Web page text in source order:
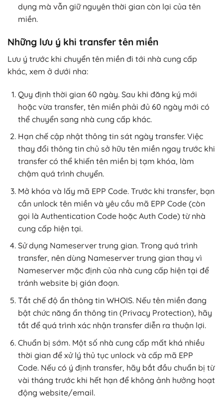
dụng mà vẫn giữ nguyên thời gian còn lại của tên
miền.
Những lưu ý khi transfer tên miền
Lưu ý trước khi chuyển tên miền đi tới nhà cung cấp
khác, xem ở dưới nha:
Quy định thời gian 60 ngày. Sau khi đăng ký mới
hoặc vừa transfer, tên miền phải đủ 60 ngày mới có
thể chuyển sang nhà cung cấp khác.
Hạn chế cập nhật thông tin sát ngày transfer. Việc
thay đổi thông tin chủ sở hữu tên miền ngay trước khi
transfer có thể khiến tên miền bị tạm khóa, làm
chậm quá trình chuyển.
Mở khóa và lấy mã EPP Code. Trước khi transfer, bạn
cần unlock tên miền và yêu cầu mã EPP Code (còn
gọi là Authentication Code hoặc Auth Code) từ nhà
cung cấp hiện tại.
Sử dụng Nameserver trung gian. Trong quá trình
transfer, nên dùng Nameserver trung gian thay vì
Nameserver mặc định của nhà cung cấp hiện tại để
tránh website bị gián đoạn.
Tắt chế độ ẩn thông tin WHOIS. Nếu tên miền đang
bật chức năng ẩn thông tin (Privacy Protection), hãy
tắt để quá trình xác nhận transfer diễn ra thuận lợi.
Chuẩn bị sớm. Một số nhà cung cấp mất khá nhiều
thời gian để xử lý thủ tục unlock và cấp mã EPP
Code. Nếu có ý định transfer, hãy bắt đầu chuẩn bị từ
vài tháng trước khi hết hạn để không ảnh hưởng hoạt
động website/email.